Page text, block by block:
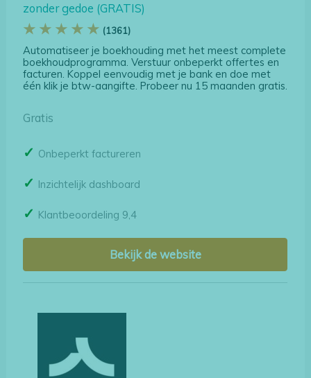
zonder gedoe (GRATIS)
★ ★ ★ ★ ★ (1361)
Automatiseer je boekhouding met het meest complete
boekhoudprogramma. Verstuur onbeperkt offertes en
facturen. Koppel eenvoudig met je bank en doe met
één klik je btw-aangifte. Probeer nu 15 maanden gratis.
Gratis
Onbeperkt factureren
Inzichtelijk dashboard
Klantbeoordeling 9,4
Bekijk de website